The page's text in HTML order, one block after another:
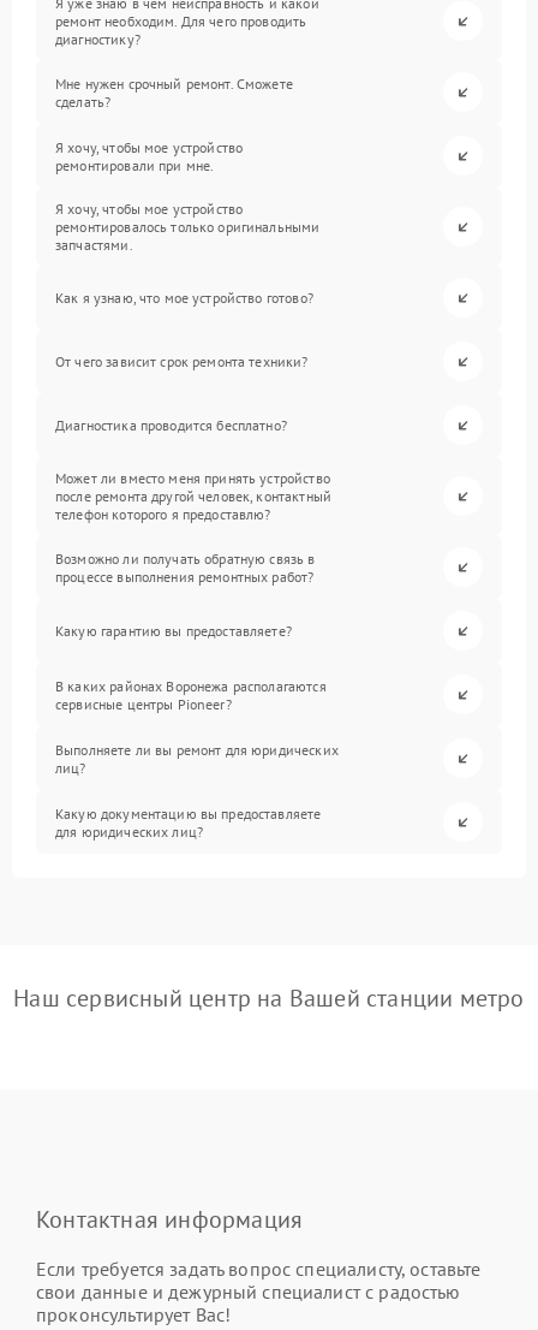
ремонт необходим. Для чего проводить
диагностику?
Мне нужен срочный ремонт. Сможете
сделать?
Я хочу, чтобы мое устройство
ремонтировали при мне.
Я хочу, чтобы мое устройство
ремонтировалось только оригинальными
запчастями.
Как я узнаю, что мое устройство готово?
От чего зависит срок ремонта техники?
Диагностика проводится бесплатно?
Может ли вместо меня принять устройство
после ремонта другой человек, контактный
телефон которого я предоставлю?
Возможно ли получать обратную связь в
процессе выполнения ремонтных работ?
Какую гарантию вы предоставляете?
В каких районах Воронежа располагаются
сервисные центры Pioneer?
Выполняете ли вы ремонт для юридических
лиц?
Какую документацию вы предоставляете
для юридических лиц?
Наш сервисный центр на Вашей станции метро
Контактная информация
Если требуется задать вопрос специалисту, оставьте
свои данные и дежурный специалист с радостью
проконсультирует Вас!